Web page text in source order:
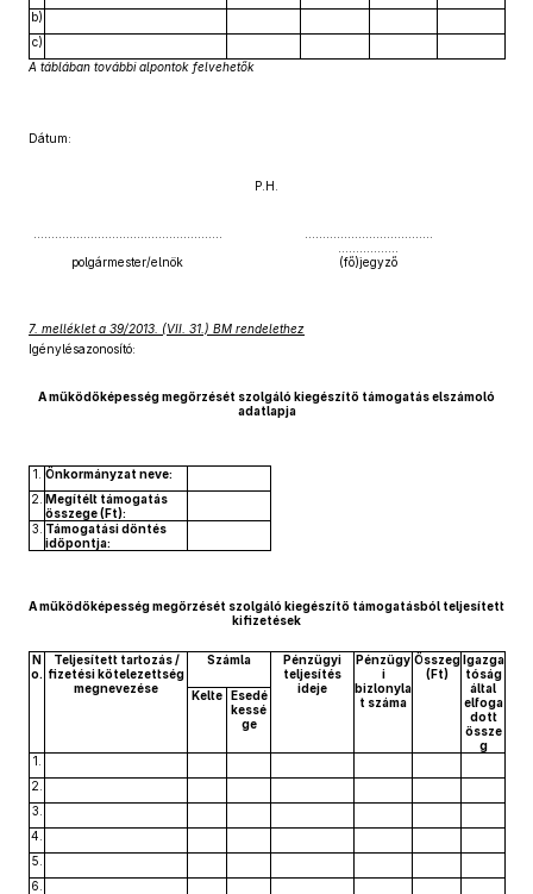
b)
c)
A táblában további alpontok felvehetők
Dátum:
P.H.
polgármester/elnök
(fő)jegyző
7. melléklet a 39/2013. (VII. 31.) BM rendelethez
Igénylésazonosító:
A működőképesség megőrzését szolgáló kiegészítő támogatás elszámoló
adatlapja
1. Önkormányzat neve:
2. Megítélt támogatás
összege (Ft):
3. Támogatási döntés
időpontja:
A működőképesség megőrzését szolgáló kiegészítő támogatásból teljesített
kifizetések
N
o.
Teljesített tartozás /
fizetési kötelezettség
megnevezése
Számla
Pénzügyi
teljesítés
ideje
Pénzügy
i
bizlonyla
t száma
Összeg
(Ft)
Igazga
tóság
által
elfoga
dott
össze
g
Kelte Esedé
kessé
ge
1.
2.
3.
4.
5.
6.